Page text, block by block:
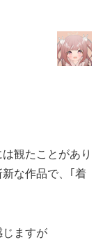
観たことがあり
な作品で、｢着
じますが